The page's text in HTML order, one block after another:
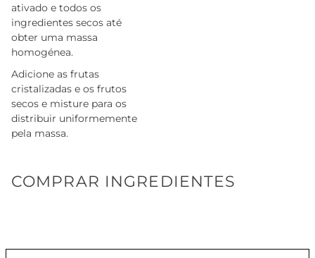
ativado e todos os
ingredientes secos até
obter uma massa
homogénea.
Adicione as frutas
cristalizadas e os frutos
secos e misture para os
distribuir uniformemente
pela massa.
COMPRAR INGREDIENTES